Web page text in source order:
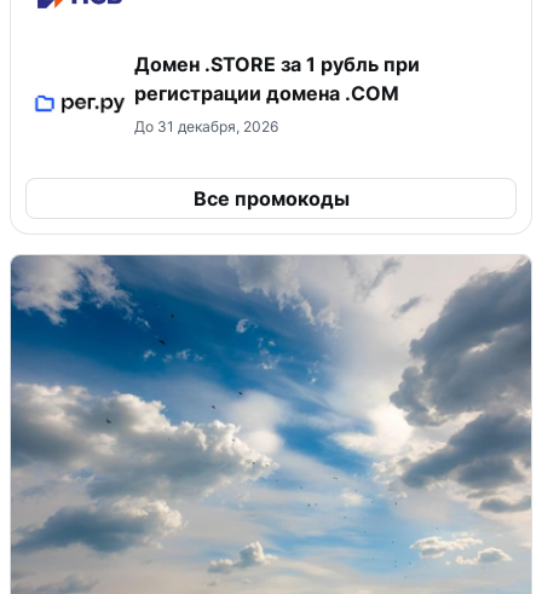
Домен .STORE за 1 рубль при
регистрации домена .COM
До 31 декабря, 2026
Все промокоды